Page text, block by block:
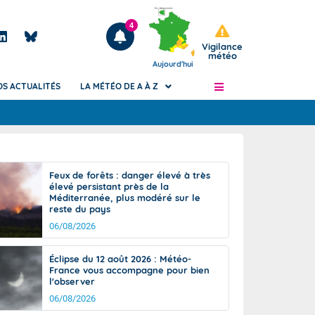
Articles
4
Aujourd'hui
Vigilance
météo
de
Phénomènes dangereux de J+2 à J+7
Avertissement pluies intenses à l'échelle
des communes (Apic)
Bulletins Marine
d'avalanche
Météo des forêts
Vigicrues
ACTUALITÉS LA MÉTÉO DE A À Z
Feux de forêts : danger élevé à très
élevé persistant près de la
Méditerranée, plus modéré sur le
reste du pays
06/08/2026
Éclipse du 12 août 2026 : Météo-
France vous accompagne pour bien
l'observer
06/08/2026